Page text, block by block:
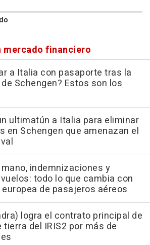
mercado financiero
a Italia con pasaporte tras la
Schengen? Estos son los
ultimatún a Italia para eliminar
en Schengen que amenazan el
indemnizaciones y
todo lo que cambia con
de pasajeros aéreos
logra el contrato principal de
tierra del IRIS2 por más de